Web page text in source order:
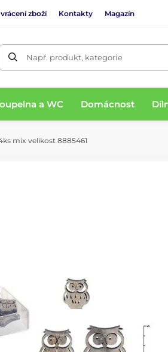
zboží Kontakty Magazín
Např. produkt, kategorie
a WC Domácnost
mix velikost 8885461